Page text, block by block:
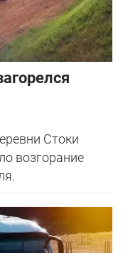
Стоки
возгорание